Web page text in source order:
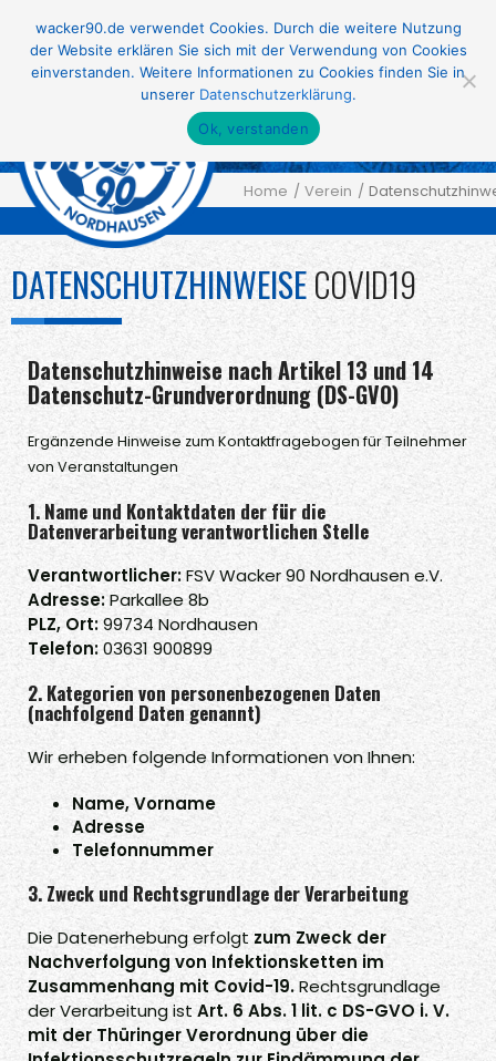
Menu ≡
Home Verein
DATENSCHUTZHINWEISECOVID19
Datenschutzhinweise nach Artikel 13 und 14
Datenschutz-Grundverordnung (DS-GVO)
Ergänzende Hinweise zum Kontaktfragebogen für Teilnehmer
von Veranstaltungen
1. Name und Kontaktdaten der für die
Datenverarbeitung verantwortlichen Stelle
Verantwortlicher:FSV Wacker 90 Nordhausen e.V.
Adresse:Parkallee 8b
PLZ, Ort:99734 Nordhausen
Telefon:03631 900899
2. Kategorien von personenbezogenen Daten
(nachfolgend Daten genannt)
Wir erheben folgende Informationen von Ihnen:
Name, Vorname
Adresse
Telefonnummer
3. Zweck und Rechtsgrundlage der Verarbeitung
Die Datenerhebung erfolgtzum Zweck der
Nachverfolgung von Infektionsketten im
Zusammenhang mit Covid-19.Rechtsgrundlage
der Verarbeitung ist Art. 6 Abs. 1 lit. c DS-GVO i. V.
mit der Thüringer Verordnung über die
wacker90.de verwendet Cookies. Durch die weitere Nutzung
der Website erklären Sie sich mit der Verwendung von Cookies
einverstanden. Weitere Informationen zu Cookies finden Sie in
unserer Datenschutzerklärung.
Ok, verstanden